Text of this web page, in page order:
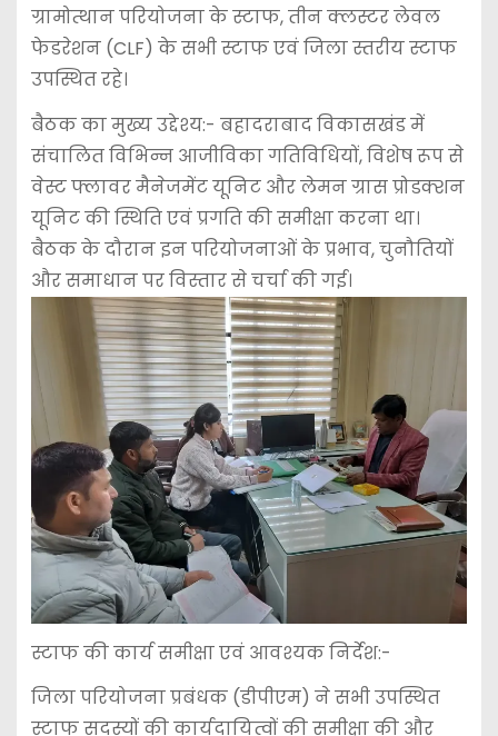
ग्रामोत्थान परियोजना के स्टाफ, तीन क्लस्टर लेवल
फेडरेशन (CLF) के सभी स्टाफ एवं जिला स्तरीय स्टाफ
उपस्थित रहे।
बैठक का मुख्य उद्देश्य:- बहादराबाद विकासखंड में
संचालित विभिन्न आजीविका गतिविधियों, विशेष रूप से
वेस्ट फ्लावर मैनेजमेंट यूनिट और लेमन ग्रास प्रोडक्शन
यूनिट की स्थिति एवं प्रगति की समीक्षा करना था।
बैठक के दौरान इन परियोजनाओं के प्रभाव, चुनौतियों
और समाधान पर विस्तार से चर्चा की गई।
स्टाफ की कार्य समीक्षा एवं आवश्यक निर्देश:-
जिला परियोजना प्रबंधक (डीपीएम) ने सभी उपस्थित
स्टाफ सदस्यों की कार्यदायित्वों की समीक्षा की और